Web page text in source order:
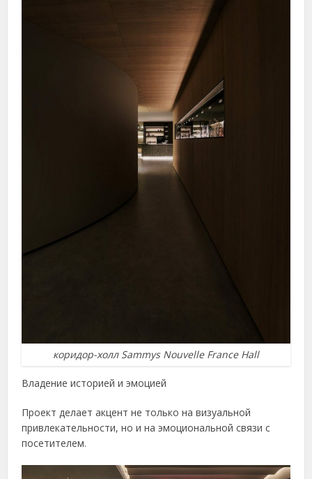
коридор-холл Sammys Nouvelle France Hall
Владение историей и эмоцией
Проект делает акцент не только на визуальной
привлекательности, но и на эмоциональной связи с
посетителем.